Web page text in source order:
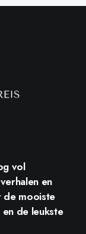
vol
en
de mooiste
de leukste